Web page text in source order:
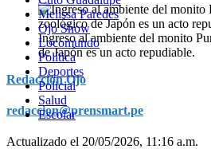
Melissa Paredes
Ojo Show
Locomundo
Política
Deportes
Policial
Salud
Escolar
Ingreso al ambiente del monito
de Japón es un acto repudiable.
Redacción Ojo
redaccion@prensmart.pe
Actualizado el 20/05/2026, 11:16 a.m.